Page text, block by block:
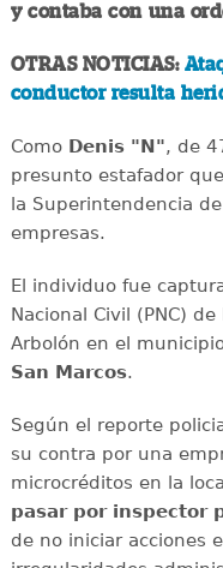
y contaba con una
OTRAS NOTICIAS:
conductor resulta
Como Denis "N", de
presunto estafador
la Superintendencia
empresas.
El individuo fue
Nacional Civil (PNC)
Arbolón en el
San Marcos.
Según el reporte
su contra por una
microcréditos en la
pasar por inspector
de no iniciar acciones